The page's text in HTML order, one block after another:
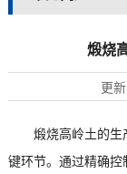
煅烧
更
煅烧高岭土的生
键环节。通过精确